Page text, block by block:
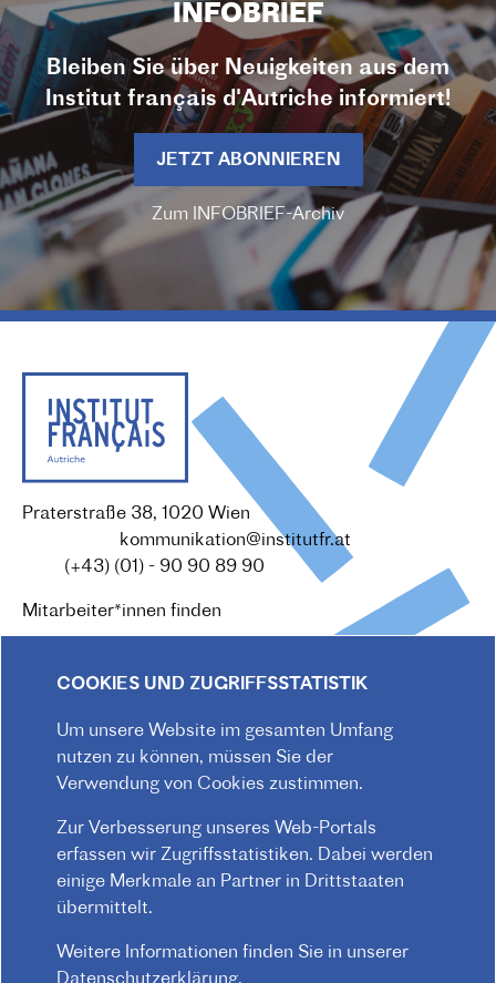
INFOBRIEF
Bleiben Sie über Neuigkeiten aus dem
Institut français d'Autriche informiert!
JETZT ABONNIEREN
Zum INFOBRIEF-Archiv
Praterstraße 38, 1020 Wien
kommunikation@institutfr.at
(+43) (01) - 90 90 89 90
Mitarbeiter*innen finden
COOKIES UND ZUGRIFFSSTATISTIK
Um unsere Website im gesamten Umfang
nutzen zu können, müssen Sie der
Verwendung von Cookies zustimmen.
Zur Verbesserung unseres Web-Portals
erfassen wir Zugriffsstatistiken. Dabei werden
einige Merkmale an Partner in Drittstaaten
übermittelt.
Weitere Informationen finden Sie in unserer